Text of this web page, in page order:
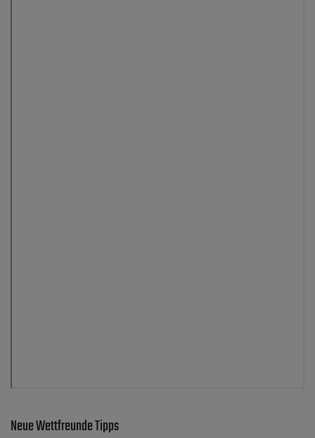
Neue Wettfreunde Tipps